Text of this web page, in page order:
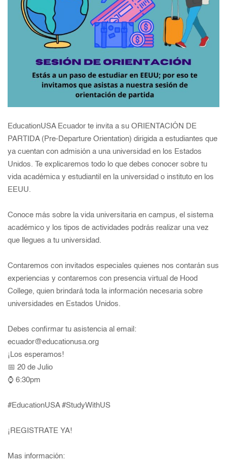
EducationUSAEcuador te invita a su ORIENTACIÓN DE
PARTIDA (Pre-Departure Orientation) dirigida a estudiantes que
ya cuentan con admisión a una universidad en los Estados
Unidos. Te explicaremos todo lo que debes conocer sobre tu
vida académica y estudiantil en la universidad o instituto en los
EEUU.
Conoce más sobre la vida universitaria en campus, el sistema
académico y los tipos de actividades podrás realizar una vez
que llegues a tu universidad.
Contaremos con invitados especiales quienes nos contarán sus
experiencias y contaremos con presencia virtual de Hood
College, quien brindará toda la información necesaria sobre
universidades en Estados Unidos.
Debes confirmar tu asistencia al email:
ecuador@educationusa.org
¡Los esperamos!
📅 20 de Julio
⌚ 6:30pm
#EducationUSA #StudyWithUS
¡REGISTRATE YA!
Mas información: